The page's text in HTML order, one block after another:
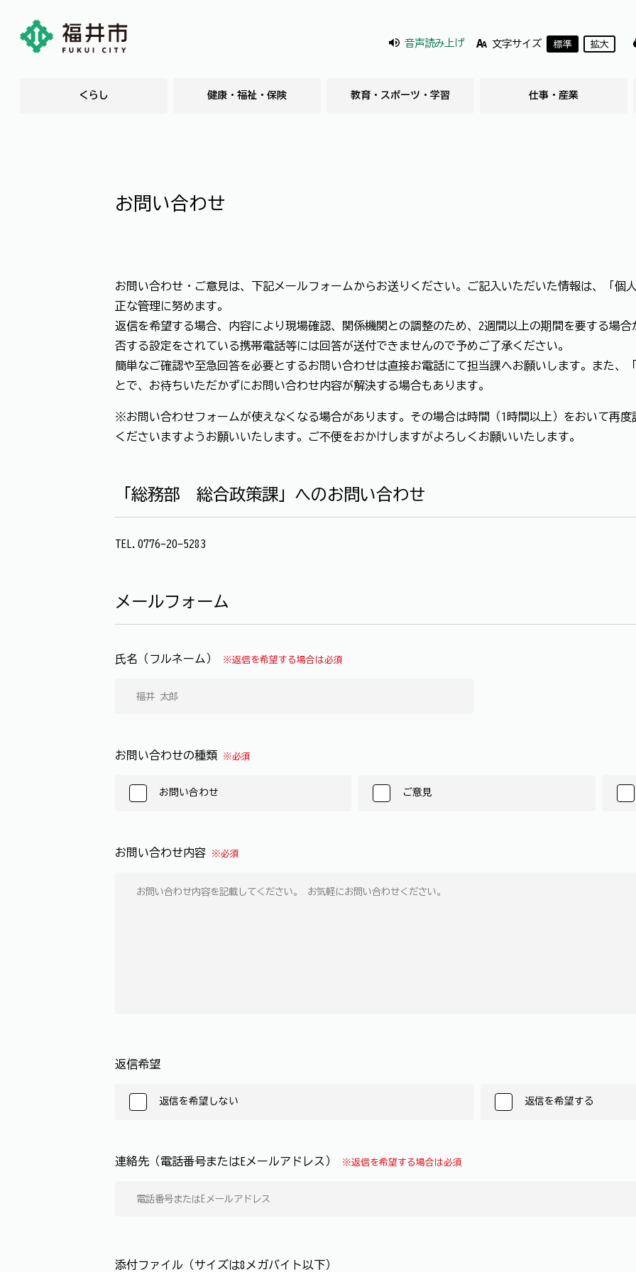
音声読み上げ 文字サイズ 標準 拡大
くらし 健康・福祉・保険 教育・スポーツ・学習 仕事・産業
お問い合わせ
お問い合わせ・ご意見は、下記メールフォームからお送りください。ご記入いただいた情報は、「個
正な管理に努めます。
返信を希望する場合、内容により現場確認、関係機関との調整のため、2週間以上の期間を要する場
否する設定をされている携帯電話等には回答が送付できませんので予めご了承ください。
簡単なご確認や至急回答を必要とするお問い合わせは直接お電話にて担当課へお願いします。また、
とで、お待ちいただかずにお問い合わせ内容が解決する場合もあります。
※お問い合わせフォームが使えなくなる場合があります。その場合は時間（1時間以上）をおいて再
くださいますようお願いいたします。ご不便をおかけしますがよろしくお願いいたします。
「総務部 総合政策課」へのお問い合わせ
TEL.0776-20-5283
メールフォーム
氏名（フルネーム） ※返信を希望する場合は必須
お問い合わせの種類 ※必須
お問い合わせ ご意見
お問い合わせ内容 ※必須
返信希望
返信を希望しない 返信を希望する
連絡先（電話番号またはEメールアドレス） ※返信を希望する場合は必須
添付ファイル（サイズは8メガバイト以下）